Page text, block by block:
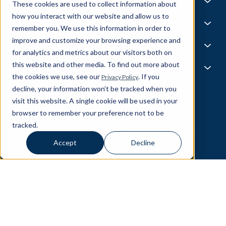
These cookies are used to collect information about
how you interact with our website and allow us to
remember you. We use this information in order to
improve and customize your browsing experience and
for analytics and metrics about our visitors both on
this website and other media. To find out more about
the cookies we use, see our Privacy Policy. If you
decline, your information won’t be tracked when you
visit this website. A single cookie will be used in your
browser to remember your preference not to be
tracked.
Accept Decline
Tecnología, medios y telecomunicaciones
Medios y eventos
Noticias
Bolsa de trabajo
Todas las estrellas
Aspectos destacados del equipo
Mezcla X
Ciencia de datos
Ingeniería de datos
Inteligencia empresarial
Gobernanza de datos
MLOP
Experiencia y operaciones
Experiencia del cliente
Producto
Operaciones empresariales
Cadena de suministro
Socios
About Our Partners
Data Bricks
Copo de nieve
Ponte en contacto
© Blend3602026— All Rights Reserved.
IA responsable
10221 Wincopin Circle, tercer piso - Columbia, MD 21044